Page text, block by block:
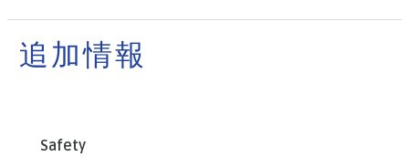
追加情報
Safety